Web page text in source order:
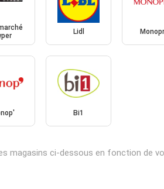
Lidl
Bi1
magasins ci-dessous en fonction de